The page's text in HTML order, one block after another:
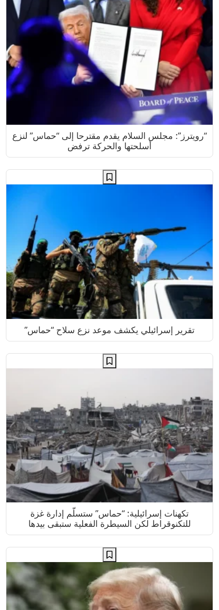
“رويترز”: مجلس السلام يقدم مقترحا إلى “حماس” لنزع
أسلحتها والحركة ترفض
تقرير إسرائيلي يكشف موعد نزع سلاح “حماس”
تكهنات إسرائيلية: “حماس” ستسلّم إدارة غزة
للتكنوقراط لكن السيطرة الفعلية ستبقى بيدها